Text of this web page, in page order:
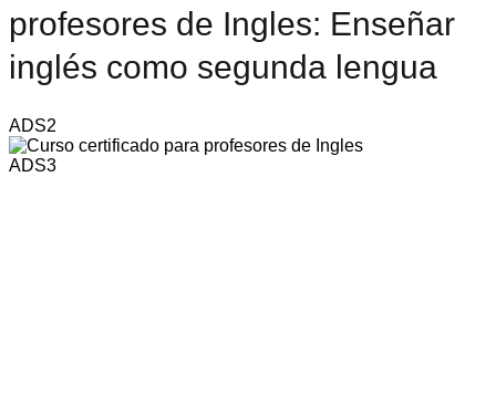
profesores de Ingles: Enseñar
inglés como segunda lengua
ADS2
ADS3